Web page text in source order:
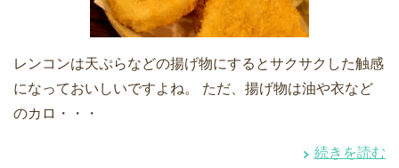
レンコンは天ぷらなどの揚げ物にするとサクサクした触感
になっておいしいですよね。 ただ、揚げ物は油や衣など
のカロ・・・
続きを読む